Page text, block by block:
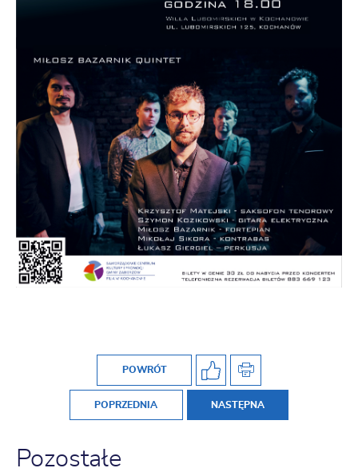
POWRÓT
POPRZEDNIA NASTĘPNA
Pozostałe